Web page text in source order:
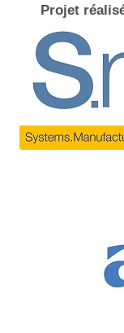
Projet